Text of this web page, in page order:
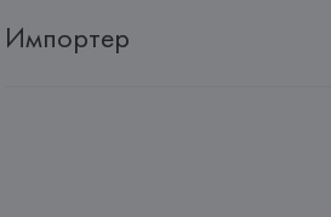
Импортер